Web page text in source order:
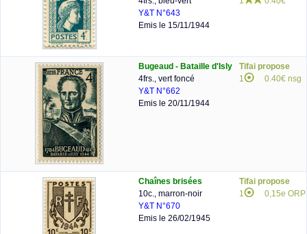
Y&T N°643
Emis le 15/11/1944
Bugeaud - Bataille d'Isly
4frs., vert foncé
Y&T N°662
Emis le 20/11/1944
Tifai propose
1
0.40€ nsg
Chaînes brisées
10c., marron-noir
Y&T N°670
Emis le 26/02/1945
Tifai propose
1
0,15e ORP